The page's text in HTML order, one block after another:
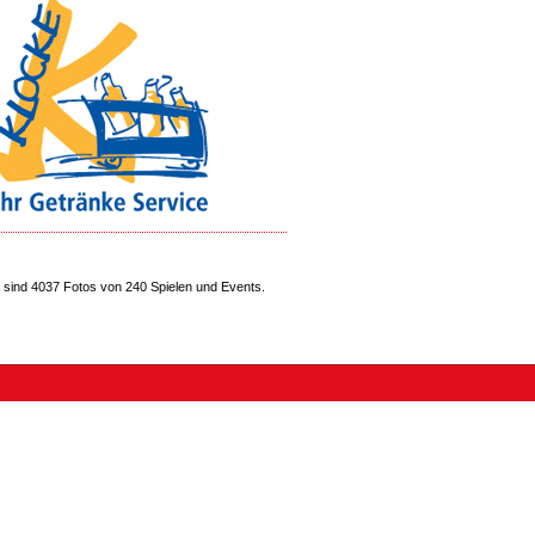
sind 4037 Fotos von 240 Spielen und Events.